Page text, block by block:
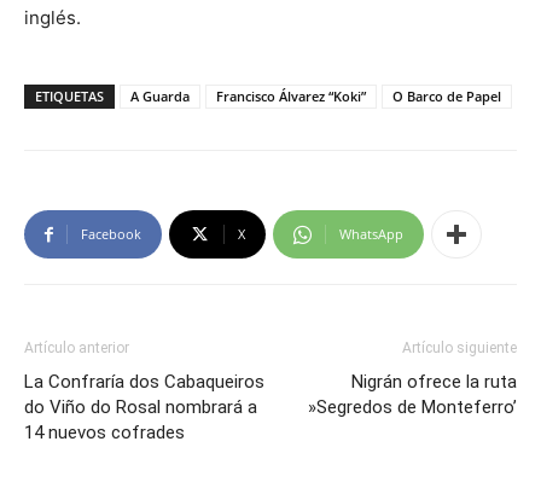
inglés.
ETIQUETAS A Guarda Francisco Álvarez “Koki” O Barco de Papel
Facebook X WhatsApp
Artículo anterior
La Confraría dos Cabaqueiros
do Viño do Rosal nombrará a
14 nuevos cofrades
Artículo siguiente
Nigrán ofrece la ruta
»Segredos de Monteferro’